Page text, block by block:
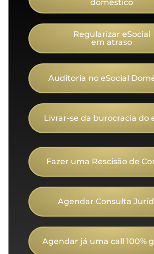
doméstico
Regularizar eSocial
em atraso
Auditoria no eSocial
Livrar-se da burocracia do
Fazer uma Rescisão de
Agendar Consulta
Agendar já uma call 100%